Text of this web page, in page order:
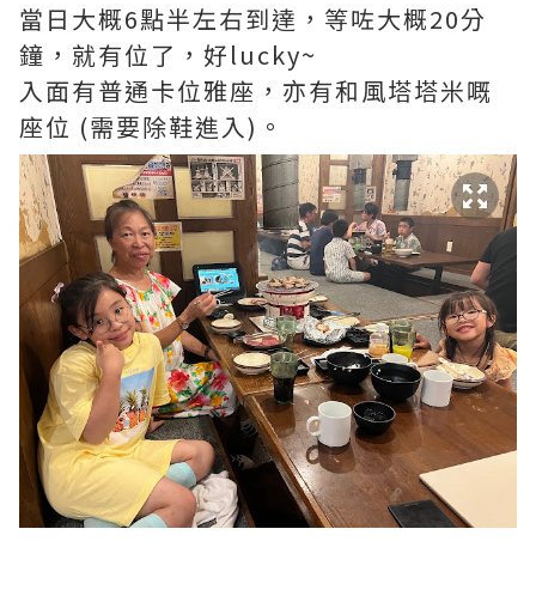
當日大概6點半左右到達，等咗大概20分
鐘，就有位了，好lucky~
入面有普通卡位雅座，亦有和風塔塔米嘅
座位 (需要除鞋進入)。